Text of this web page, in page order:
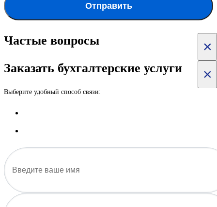
Отправить
×
Частые вопросы
×
Заказать бухгалтерские услуги
Выберите удобный способ связи: